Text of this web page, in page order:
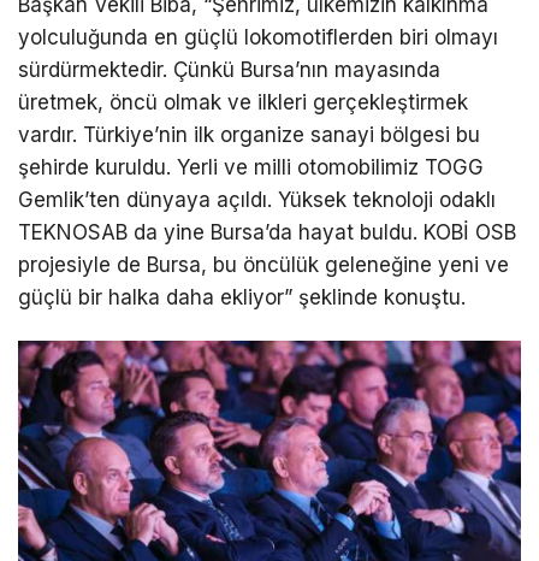
Başkan Vekili Biba, “Şehrimiz, ülkemizin kalkınma
yolculuğunda en güçlü lokomotiflerden biri olmayı
sürdürmektedir. Çünkü Bursa’nın mayasında
üretmek, öncü olmak ve ilkleri gerçekleştirmek
vardır. Türkiye’nin ilk organize sanayi bölgesi bu
şehirde kuruldu. Yerli ve milli otomobilimiz TOGG
Gemlik’ten dünyaya açıldı. Yüksek teknoloji odaklı
TEKNOSAB da yine Bursa’da hayat buldu. KOBİ OSB
projesiyle de Bursa, bu öncülük geleneğine yeni ve
güçlü bir halka daha ekliyor” şeklinde konuştu.